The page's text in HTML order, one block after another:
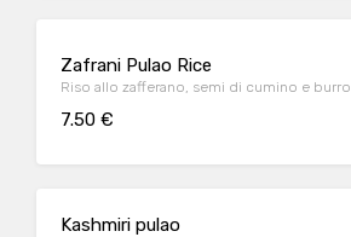
Zafrani Pulao Rice
Riso allo zafferano, semi di cumino e burro
7.50 €
Kashmiri pulao